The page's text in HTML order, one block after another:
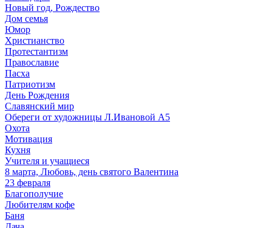
Новый год, Рождество
Дом семья
Юмор
Христианство
Протестантизм
Православие
Пасха
Патриотизм
День Рождения
Славянский мир
Обереги от художницы Л.Ивановой А5
Охота
Мотивация
Кухня
Учителя и учащиеся
8 марта, Любовь, день святого Валентина
23 февраля
Благополучие
Любителям кофе
Баня